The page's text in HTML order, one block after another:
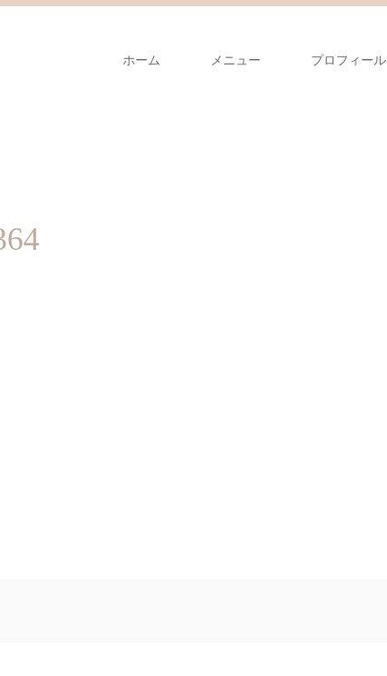
ホーム メニュー プロフィール